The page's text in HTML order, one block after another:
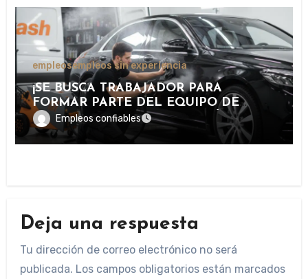
empleosempleos sin experiencia
¡SE BUSCA TRABAJADOR PARA
FORMAR PARTE DEL EQUIPO DE
LAVADO Y CUIDADO DE VEHÍCULOS
EN IMPORTANTE CENTRO DE
SERVICIOS AUTOMOTRICES!
Empleos confiables
Deja una respuesta
Tu dirección de correo electrónico no será
publicada. Los campos obligatorios están marcados